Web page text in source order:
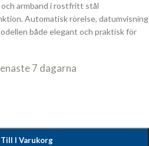
armband i rostfritt stål
Automatisk rörelse, datumvisning
både elegant och praktisk för
7 dagarna
Till I Varukorg